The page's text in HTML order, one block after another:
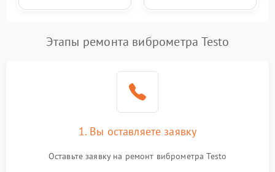
Этапы ремонта виброметра Testo
1. Вы оставляете заявку
Оставьте заявку на ремонт виброметра Testo